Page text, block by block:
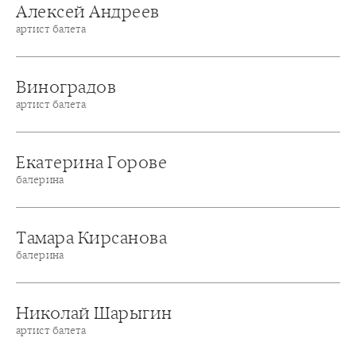
Алексей Андреев
артист балета
Виноградов
артист балета
Екатерина Горове
балерина
Тамара Кирсанова
балерина
Николай Шарыгин
артист балета